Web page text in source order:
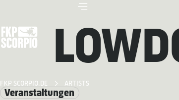
FKP SCORPIO.DE ARTISTS
Veranstaltungen